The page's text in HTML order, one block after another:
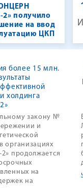
2» получило
на ввод
ЦКП
более 15 млн.
холдинга
закону №
и
организациях
продолжается
на
на